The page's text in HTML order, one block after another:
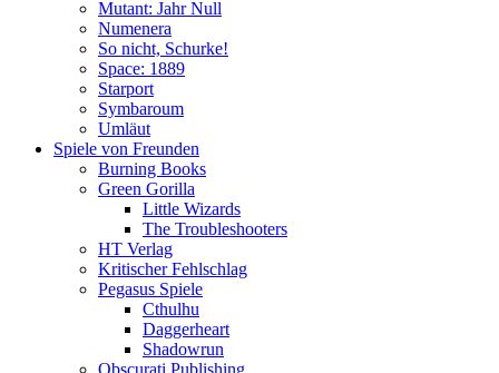
Mutant: Jahr Null
Numenera
So nicht, Schurke!
Space: 1889
Starport
Symbaroum
Umläut
Spiele von Freunden
Burning Books
Green Gorilla
Little Wizards
The Troubleshooters
HT Verlag
Kritischer Fehlschlag
Pegasus Spiele
Cthulhu
Daggerheart
Shadowrun
Obscurati Publishing